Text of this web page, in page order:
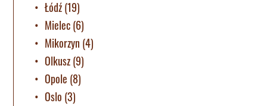
Łódź(19)
Mielec(6)
Mikorzyn (4)
Olkusz(9)
Opole (8)
Oslo (3)